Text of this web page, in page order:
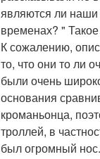
являются ли наши
временах? "
К сожалению,
то, что они то ли
были очень
основания
кроманьонца,
троллей, в
был огромный нос.